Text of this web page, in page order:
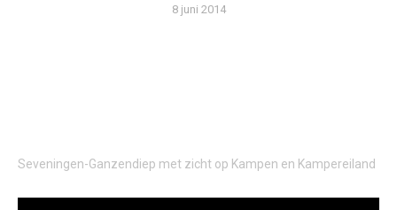
8 juni 2014
Seveningen-Ganzendiep met zicht op Kampen en Kampereiland